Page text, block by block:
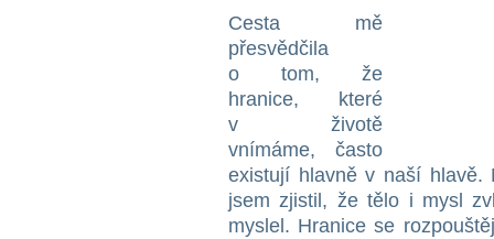
Cesta mě
přesvědčila
o tom, že
hranice, které
v životě
vnímáme, často
existují hlavně v naší hlavě.
jsem zjistil, že tělo i mysl
myslel. Hranice se